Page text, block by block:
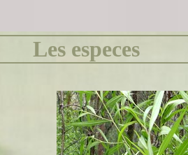
Les especes